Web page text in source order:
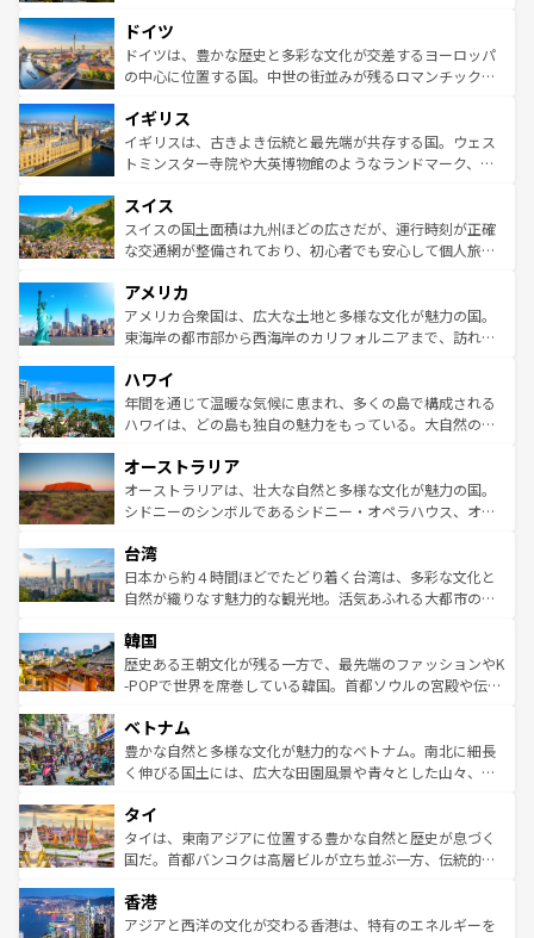
の城塞都市、穏やかなビーチリゾートまで多彩な表情を見
せる。地方によって風土や気候が異なるスペインはその個
性で訪れる人を魅了する。 なお、新着のスペイン情報はコ
で、幅広い魅力が詰まっている。華麗な宮殿、歴史的な大
聖堂、美しいビーチ、そして豊かな自然が、訪れる者を心
から魅了する。また、フランスは美食の国としても知ら
いる。シャンパンの発祥地であるランス、プロヴァンスの
香り高いラベンダー畑など、多彩な楽しみ方が可能だ。さ
らに、パリ以外の地域にも魅力が溢れており、どの街角に
れる地方に足を運ぶとそれぞれで全く異なる文化を体験で
きるだろう。 なお、新着のフランス情報はコンテンツ一覧
を参照してほしい。
ドイツ
ドイツは、豊かな歴史と多彩な文化が交差するヨーロッパ
の中心に位置する国。中世の街並みが残るロマンチック街
顔を持つこの国は、どこを歩いても飽きることがない。ベ
ルリンの文化的活気、バイエルン州のアルプスの絶景、そ
してライン川沿いのワイン畑といった風景は必見。ビール
は、お酒好きな人にはぜひ体験してほしい。 なお、新着の
ドイツ情報はコンテンツ一覧を参照してほしい。
イギリス
イギリスは、古きよき伝統と最先端が共存する国。ウェス
トミンスター寺院や大英博物館のようなランドマーク、歴
リアごとに異なる魅力がある。また、優雅なアフタヌーン
ティー、ビール好きにはたまらない英国パブ、サッカー観
戦など、本場だからこそできる体験も豊富。イギリスを旅
ンツ一覧を参照してほしい。
スイス
スイスの国土面積は九州ほどの広さだが、運行時刻が正確
な交通網が整備されており、初心者でも安心して個人旅行
の建物がそのまま残る町や、スイスならではのユニークな
博物館もあり、アルプス観光だけでなく町歩きも満喫する
ことができる。国民の所得が高いため物価も高いが、旅行
ば市内交通費無料で観光を楽しむこともできる。 なお、新
着のスイス情報はコンテンツ一覧 を参照してほしい。
アメリカ
アメリカ合衆国は、広大な土地と多様な文化が魅力の国。
東海岸の都市部から西海岸のカリフォルニアまで、訪れる
のような巨大都市は、観光、ショッピング、エンターテイ
ンメントが詰まった刺激的なスポットだ。一方、アメリカ
西部には大自然が広がり、グランドキャニオンやイエロー
部のニューオーリンズでは、音楽と美食が融合した独特の
文化が魅力。旅行者はアメリカの各地域で異なる魅力を楽
しみながら、その多様性と豊かな歴史を感じることができ
ならではの贅沢な旅のスタイルだ。 なお、新着のアメリカ
情報はコンテンツ一覧を参照してほしい。
ハワイ
年間を通じて温暖な気候に恵まれ、多くの島で構成される
ハワイは、どの島も独自の魅力をもっている。大自然の神
ワイ島は見逃せない。また、定番の観光地といえばオアフ
島だが、静かな自然を求めるならマウイ島やカウアイ島が
おすすめ。エメラルドグリーンに輝く海をはじめ、豊かな
れるおもてなしの心で訪れる人々を迎えてくれるハワイの
人々、おいしいローカルフードやハワイアンミュージッ
ク、伝統的なフラダンスなど、すべてがハワイの魅力を彩
ワイを、存分に味わってほしい。 なお、新着のハワイ情報
はコンテンツ一覧を参照してほしい。
オーストラリア
オーストラリアは、壮大な自然と多様な文化が魅力の国。
シドニーのシンボルであるシドニー・オペラハウス、オー
リアリーフや大陸中央部にそびえるウルル（エアーズロッ
ク）、タスマニアの美しい原生林やケアンズの熱帯雨林な
ど、見どころがたくさん。また、カフェやワイン、オージ
いる。アクティビティも充実しており、サーフィンやダイ
ビング、ハイキングなど、アウトドア好きにはたまらな
い。オーストラリアの多彩な魅力を存分に味わいつくそ
参照してほしい。
台湾
日本から約４時間ほどでたどり着く台湾は、多彩な文化と
自然が織りなす魅力的な観光地。活気あふれる大都市の台
ン）、静ひつな山岳地帯である台湾東部など、都市の喧騒
と山間の静けさが共存しており、訪れる人に新しい発見と
驚きをもたらしてくれる。また、奥深い台湾の食文化も魅
容にもいいと評判のスイーツなど、バラエティ豊かな料理
が味わえる。 なお、新着の台湾情報は コンテンツ一覧を参
照してほしい。
韓国
歴史ある王朝文化が残る一方で、最先端のファッションやK
-POPで世界を席巻している韓国。首都ソウルの宮殿や伝統
き、地方に足を延ばせば四季折々の自然美を楽しむことが
できる。そして、キムチや焼肉、絶品のストリートフード
まで、さまざまな韓国料理が待っている。夜には、韓国な
リティに包まれながら、韓国の多彩な魅力を心ゆくまで味
わってみてほしい。 なお、新着の韓国情報はコンテンツ一
覧を参照してほしい。
ベトナム
豊かな自然と多様な文化が魅力的なベトナム。南北に細長
く伸びる国土には、広大な田園風景や青々とした山々、世
急速な発展と共に伝統が息づく。ハノイの古い町並みやホ
ーチミン市のフランス統治時代の建物も、独特の雰囲気を
醸し出している。また、バラエティの豊かさとおいしさで
とつ。フォーやバインミー、ベトナムコーヒーなどは、ぜ
ひ現地で味わいたい。どの地域を訪れてもあたたかい人々
タイ
タイは、東南アジアに位置する豊かな自然と歴史が息づく
国だ。首都バンコクは高層ビルが立ち並ぶ一方、伝統的な
の活気が交差している。北部ではチェンマイなどの山岳地
帯で自然と触れ合い、南部ではプーケットやクラビの美し
香港
アジアと西洋の文化が交わる香港は、特有のエネルギーを